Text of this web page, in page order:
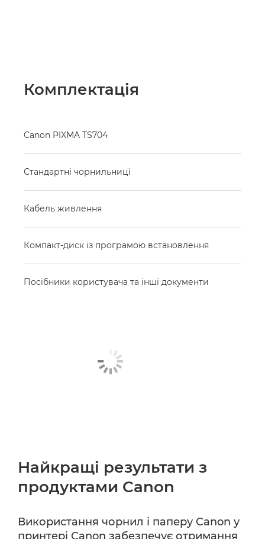
Комплектація
Canon PIXMA TS704
Стандартні чорнильниці
Кабель живлення
Компакт-диск із програмою встановлення
Посібники користувача та інші документи
Найкращі результати з
продуктами Canon
Використання чорнил і паперу Canon у
принтері Canon забезпечує отримання